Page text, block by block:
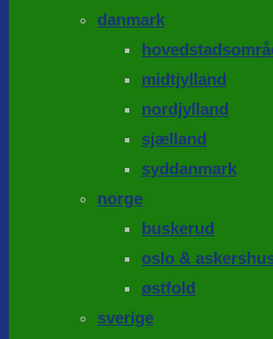
danmark
midtjylland
nordjylland
sjælland
syddanmark
norge
buskerud
oslo &
østfold
sverige